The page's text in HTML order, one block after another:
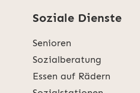
Soziale Dienste
Senioren
Sozialberatung
Essen auf Rädern